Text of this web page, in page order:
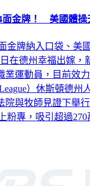
面金牌！ 美國體操
金牌納入口袋、美
日在德州幸福出嫁，
業運動員，目前效
League）休斯頓德州
院與牧師見證下舉
粉專，吸引超過